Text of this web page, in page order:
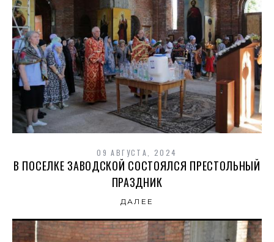
09 АВГУСТА, 2024
В ПОСЕЛКЕ ЗАВОДСКОЙ СОСТОЯЛСЯ ПРЕСТОЛЬНЫЙ
ПРАЗДНИК
ДАЛЕЕ